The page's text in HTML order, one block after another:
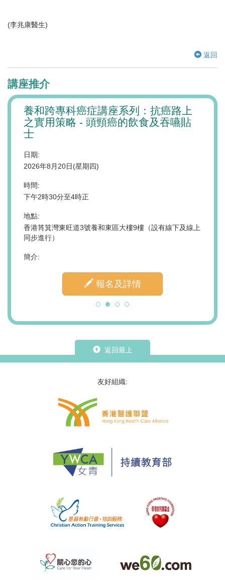
(李兆康醫生)
返回
講座推介
養和跨專科癌症講座系列：抗癌路上
之實用策略 - 頭頸癌的飲食及吞嚥貼
士
日期:
2026年8月20日(星期四)
時間:
下午2時30分至4時正
地點:
香港筲箕灣東旺道3號養和東區大樓9樓（設有線下及線上
同步進行）
簡介:
報名及詳情
返回最上
友好組織: